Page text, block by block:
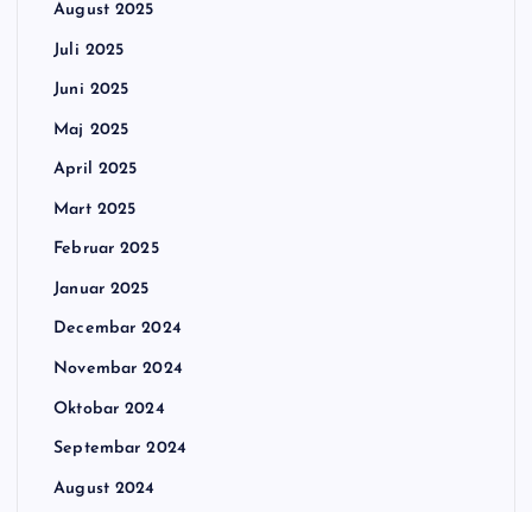
August 2025
Juli 2025
Juni 2025
Maj 2025
April 2025
Mart 2025
Februar 2025
Januar 2025
Decembar 2024
Novembar 2024
Oktobar 2024
Septembar 2024
August 2024